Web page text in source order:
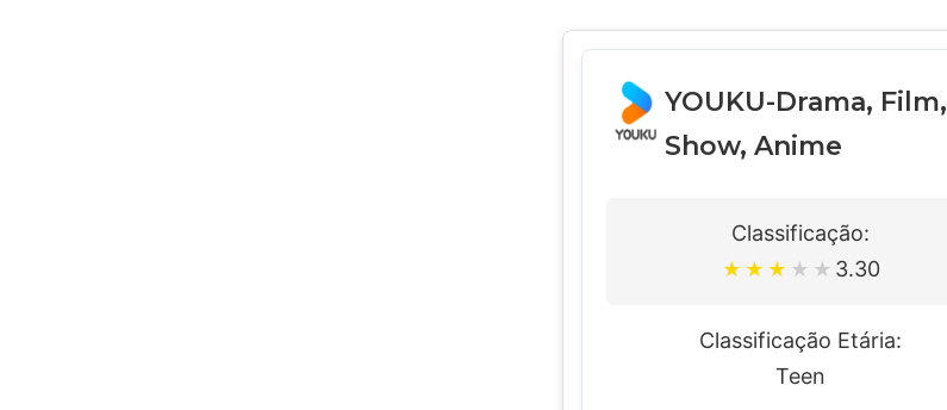
YOUKU-Drama, Film,
Show, Anime
Classificação:
★ ★ ★ ★ ★ 3.30
Classificação Etária:
Teen